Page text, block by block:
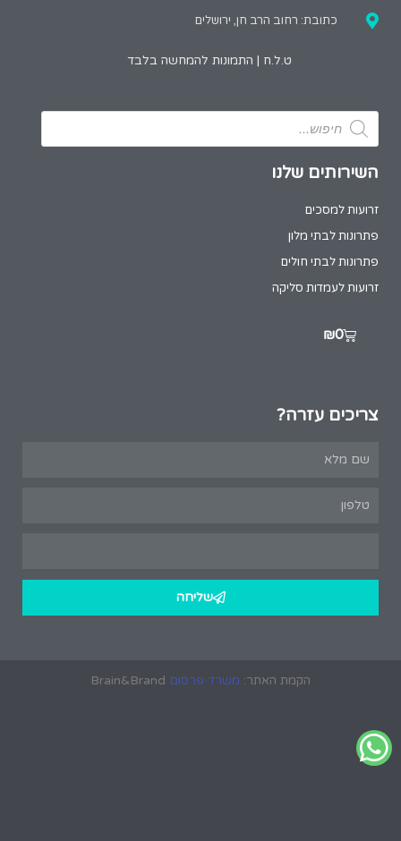
כתובת: רחוב הרב חן, ירושלים
ט.ל.ח | התמונות להמחשה בלבד
השירותים שלנו
זרועות למסכים
פתרונות לבתי מלון
פתרונות לבתי חולים
זרועות לעמדות סליקה
₪0
צריכים עזרה?
שליחה
הקמת האתר: משרד פרסום